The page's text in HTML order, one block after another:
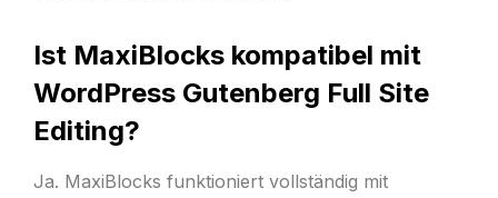
Ist MaxiBlocks kompatibel mit
WordPress Gutenberg Full Site
Editing?
Ja. MaxiBlocks funktioniert vollständig mit